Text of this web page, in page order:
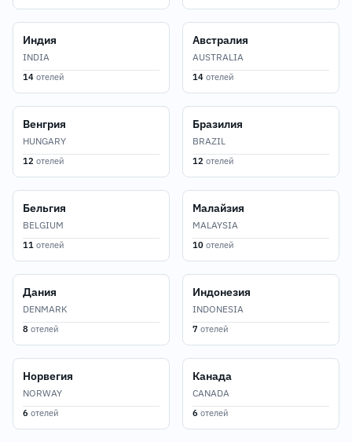
Индия
INDIA
14 отелей
Австралия
AUSTRALIA
14 отелей
Венгрия
HUNGARY
12 отелей
Бразилия
BRAZIL
12 отелей
Бельгия
BELGIUM
11 отелей
Малайзия
MALAYSIA
10 отелей
Дания
DENMARK
8 отелей
Индонезия
INDONESIA
7 отелей
Норвегия
NORWAY
6 отелей
Канада
CANADA
6 отелей